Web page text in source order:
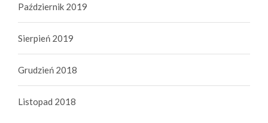
Październik 2019
Sierpień 2019
Grudzień 2018
Listopad 2018